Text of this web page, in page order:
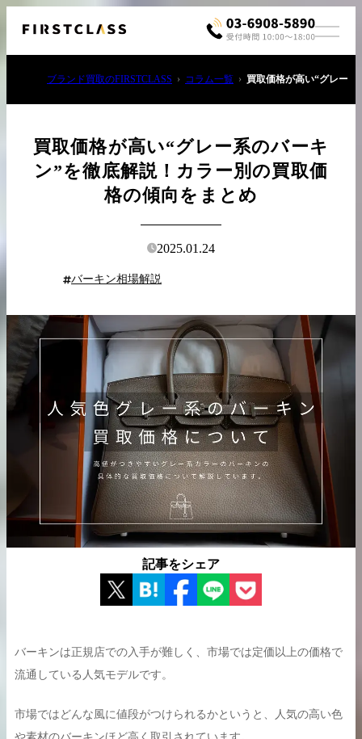
03-6908-5890
出張買取の
お申込み
宅配買取の
お申込み
ブランド買取のFIRSTCLASS コラム一覧 買取価格が高い“グレー
買取価格が高い“グレー系のバーキ
ン”を徹底解説！カラー別の買取価
格の傾向をまとめ
2025.01.24
バーキン相場解説
記事をシェア
バーキンは正規店での入手が難しく、市場では定価以上の価格で
流通している人気モデルです。
市場ではどんな風に値段がつけられるかというと、人気の高い色